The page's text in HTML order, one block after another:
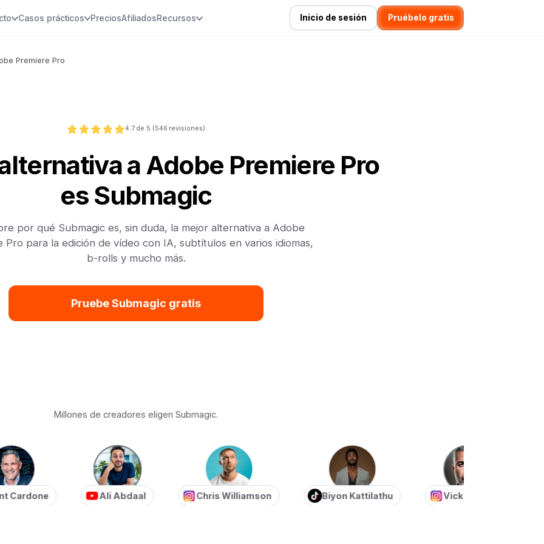
Casos prácticos PreciosAfiliadosRecursos Inicio de sesión Pruébelo gratis
Premiere Pro
4.7 de 5 (546 revisiones)
a Adobe Premiere Pro
es Submagic
por qué Submagic es, sin duda, la mejor alternativa a Adobe
Pro para la edición de vídeo con IA, subtítulos en varios idiomas,
b-rolls y mucho más.
Pruebe Submagic gratis
Millones de creadores eligen Submagic.
Ali Abdaal Chris Williamson Biyon Kattilathu Vick Tipness